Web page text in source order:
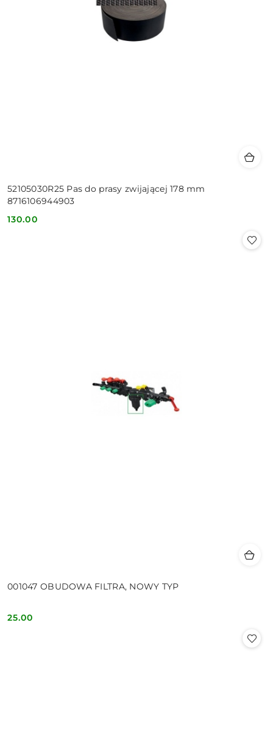
52105030R25 Pas do prasy zwijającej 178 mm
8716106944903
Cena:
130.00
001047 OBUDOWA FILTRA, NOWY TYP
Cena:
25.00